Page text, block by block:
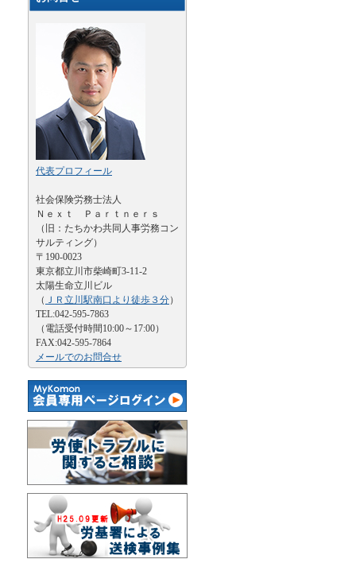
代表プロフィール
社会保険労務士法人
Ｎｅｘｔ Ｐａｒｔｎｅｒｓ
（旧：たちかわ共同人事労務コン
サルティング）
〒190-0023
東京都立川市柴崎町3-11-2
太陽生命立川ビル
（ ＪＲ立川駅南口より徒歩３分）
TEL:042-595-7863
（電話受付時間10:00～17:00）
FAX:042-595-7864
メールでのお問合せ